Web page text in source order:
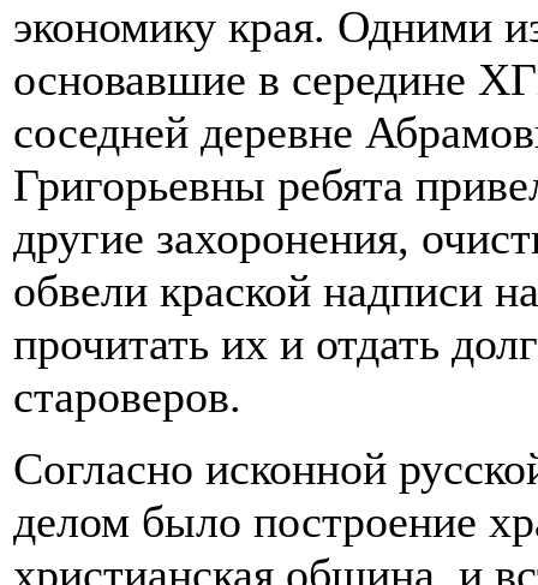
экономику края. Одними
основавшие в середине
соседней деревне
Григорьевны ребята
другие захоронения,
обвели краской надписи
прочитать их и отдать
староверов.
Согласно исконной
делом было построение
христианская община, и